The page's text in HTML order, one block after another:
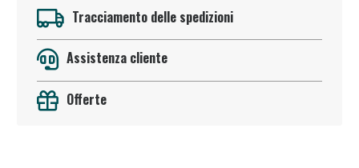
Tracciamento delle spedizioni
Assistenza cliente
Offerte
oggi!